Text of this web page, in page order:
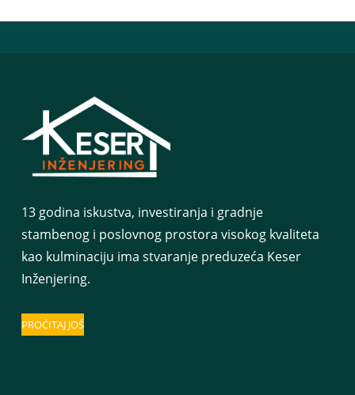
13 godina iskustva, investiranja i gradnje
stambenog i poslovnog prostora visokog kvaliteta
kao kulminaciju ima stvaranje preduzeća Keser
Inženjering.
PROČITAJ JOŠ